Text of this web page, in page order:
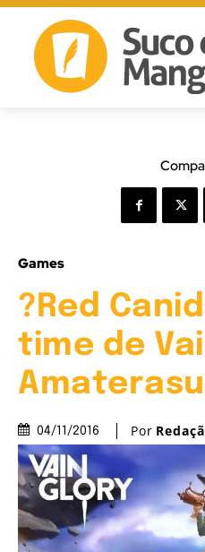
Games
?Red
time de
04/11/2016 Por